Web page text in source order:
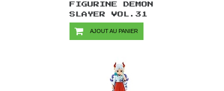
FIGURINE DEMON
SLAYER VOL.31
PAR BANPRESTO -
ZENITSU AGATSUMA
AJOUT AU PANIER